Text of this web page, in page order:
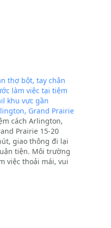
thợ bột, tay chân
làm việc tại tiệm
khu vực gần
Grand Prairie
cách Arlington,
Prairie 15-20
giao thông đi lại
tiện. Môi trường
việc thoải mái, vui